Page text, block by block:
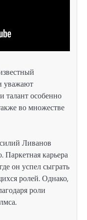
уважают
талант особенно
во множестве
Ливанов
Паркетная карьера
он успел сыграть
ролей. Однако,
роли